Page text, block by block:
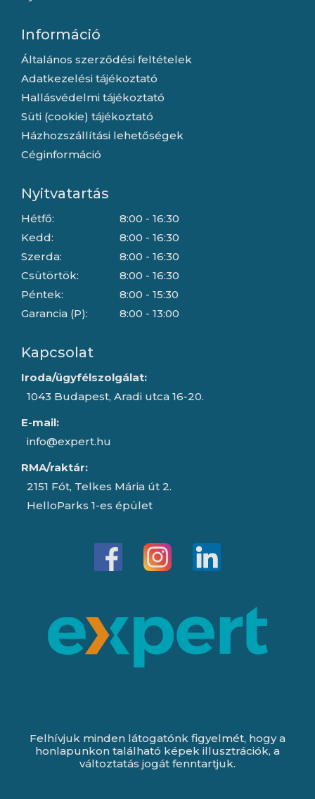
Információ
Általános szerződési feltételek
Adatkezelési tájékoztató
Hallásvédelmi tájékoztató
Süti (cookie) tájékoztató
Házhozszállítási lehetőségek
Céginformáció
Nyitvatartás
Hétfő:
Kedd:
Szerda:
Csütörtök:
Péntek:
Garancia (P):
8:00 - 16:30
8:00 - 16:30
8:00 - 16:30
8:00 - 16:30
8:00 - 15:30
8:00 - 13:00
Kapcsolat
Iroda/ügyfélszolgálat:
1043 Budapest, Aradi utca 16-20.
E-mail:
info@expert.hu
RMA/raktár:
2151 Fót, Telkes Mária út 2.
HelloParks 1-es épület
Felhívjuk minden látogatónk figyelmét, hogy a
honlapunkon található képek illusztrációk, a
változtatás jogát fenntartjuk.